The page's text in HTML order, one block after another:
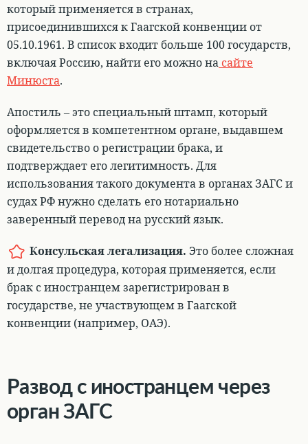
который применяется в странах,
присоединившихся к Гаагской конвенции от
05.10.1961. В список входит больше 100 государств,
включая Россию, найти его можно на сайте
Минюста.
Апостиль – это специальный штамп, который
оформляется в компетентном органе, выдавшем
свидетельство о регистрации брака, и
подтверждает его легитимность. Для
использования такого документа в органах ЗАГС и
судах РФ нужно сделать его нотариально
заверенный перевод на русский язык.
Консульская легализация. Это более сложная
и долгая процедура, которая применяется, если
брак с иностранцем зарегистрирован в
государстве, не участвующем в Гаагской
конвенции (например, ОАЭ).
Развод с иностранцем через
орган ЗАГС